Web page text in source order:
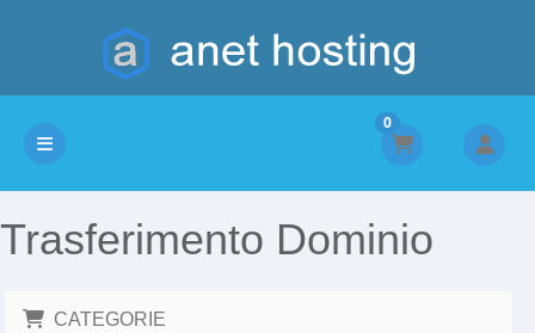
Attiva Navigazione
0
Trasferimento Dominio
CATEGORIE